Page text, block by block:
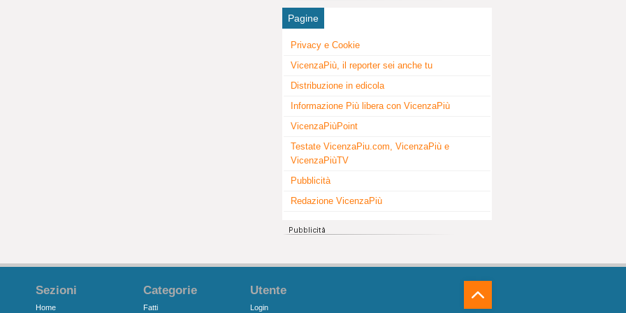
Pagine
Privacy e Cookie
VicenzaPiù, il reporter sei anche tu
Distribuzione in edicola
Informazione Più libera con VicenzaPiù
VicenzaPiùPoint
Testate VicenzaPiu.com, VicenzaPiù e
VicenzaPiùTV
Pubblicità
Redazione VicenzaPiù
Sezioni
Home
Categorie
Fatti
Utente
Login